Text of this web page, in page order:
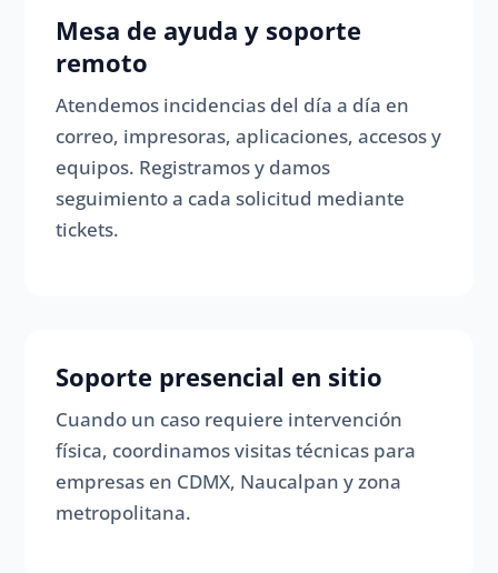
Mesa de ayuda y soporte
remoto
Atendemos incidencias del día a día en
correo, impresoras, aplicaciones, accesos y
equipos. Registramos y damos
seguimiento a cada solicitud mediante
tickets.
Soporte presencial en sitio
Cuando un caso requiere intervención
física, coordinamos visitas técnicas para
empresas en CDMX, Naucalpan y zona
metropolitana.